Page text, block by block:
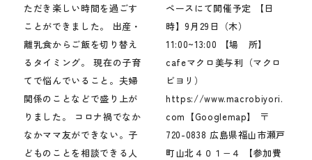
ただき楽しい時間を過ごす
ことができました。 出産・
離乳食からご飯を切り替え
るタイミング。 現在の子育
てで悩んでいること。夫婦
関係のことなどで盛り上が
りました。 コロナ禍でなか
なかママ友ができない。子
どものことを相談できる人
ペースにて開催予定 【日
時】9月29日（木）
11:00~13:00 【場 所】
cafeマクロ美与利（マクロ
ビヨリ）
https://www.macrobiyori.
com【Googlemap】 〒
720-0838 広島県福山市瀬戸
町山北４０１−４ 【参加費